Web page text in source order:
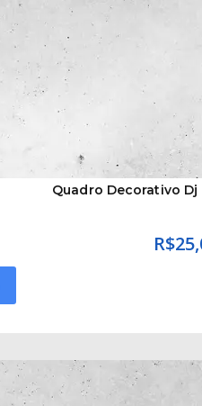
Quadro Decorativo
R$